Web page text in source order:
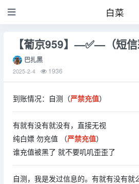
白菜
【葡京959】—✅—（短信
巴扎黑
2025-2-4 1936
到账情况：自测（严禁充值）
有就有没有就没有，直接无视
纯白嫖 勿充值 （严禁充值）
谁充值被黑了 就不要叽叽歪歪了
自测，我是发过信息的。有就有没有就